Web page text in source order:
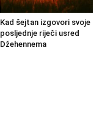
Kad šejtan izgovori svoje
posljednje riječi usred
Džehennema